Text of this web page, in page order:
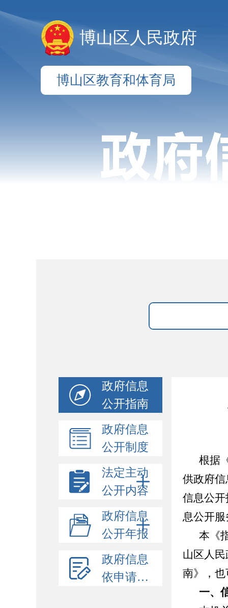
博山区人民政府
博山区教育和体育局
政府信息
公开指南
政府信息
公开制度
法定主动
公开内容
政府信息
公开年报
政府信息
依申请公开
根据
供政府
信息公
息公开
本《
山区人民
南》，
一、